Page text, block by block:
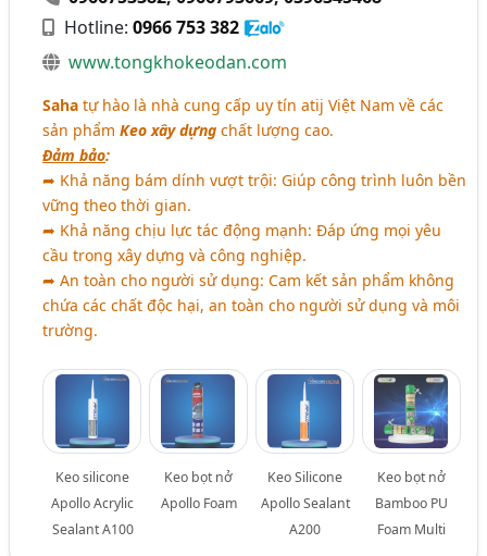
Hotline:0966 753 382
www.tongkhokeodan.com
Saha tự hào là nhà cung cấp uy tín atij Việt Nam về các
sản phẩmKeo xây dựng chất lượng cao.
Đảm bảo:
➦ Khả năng bám dính vượt trội: Giúp công trình luôn bền
vững theo thời gian.
➦ Khả năng chịu lực tác động mạnh: Đáp ứng mọi yêu
cầu trong xây dựng và công nghiệp.
➦ An toàn cho người sử dụng: Cam kết sản phẩm không
chứa các chất độc hại, an toàn cho người sử dụng và môi
trường.
Keo silicone
Apollo Acrylic
Sealant A100
Keo bọt nở
Apollo Foam
Keo Silicone
Apollo Sealant
A200
Keo bọt nở
Bamboo PU
Foam Multi